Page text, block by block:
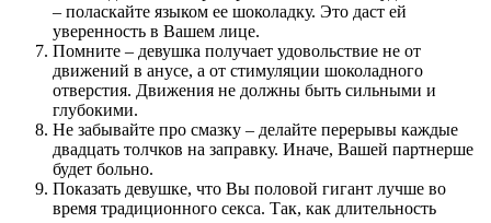
– поласкайте языком ее шоколадку. Это даст ей
уверенность в Вашем лице.
Помните – девушка получает удовольствие не от
движений в анусе, а от стимуляции шоколадного
отверстия. Движения не должны быть сильными и
глубокими.
Не забывайте про смазку – делайте перерывы каждые
двадцать толчков на заправку. Иначе, Вашей партнерше
будет больно.
Показать девушке, что Вы половой гигант лучше во
время традиционного секса. Так, как длительность